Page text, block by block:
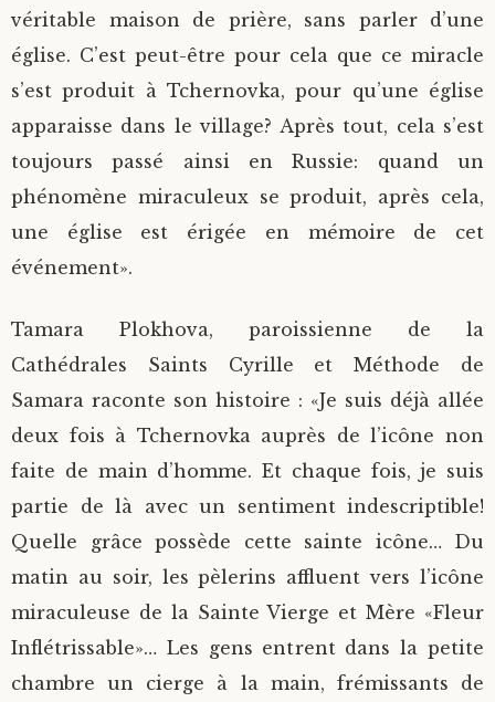
véritable maison de prière, sans parler d’une
église. C’est peut-être pour cela que ce miracle
s’est produit à Tchernovka, pour qu’une église
apparaisse dans le village? Après tout, cela s’est
toujours passé ainsi en Russie: quand un
phénomène miraculeux se produit, après cela,
une église est érigée en mémoire de cet
événement».
Tamara Plokhova, paroissienne de la
Cathédrales Saints Cyrille et Méthode de
Samara raconte son histoire : «Je suis déjà allée
deux fois à Tchernovka auprès de l’icône non
faite de main d’homme. Et chaque fois, je suis
partie de là avec un sentiment indescriptible!
Quelle grâce possède cette sainte icône… Du
matin au soir, les pèlerins affluent vers l’icône
miraculeuse de la Sainte Vierge et Mère «Fleur
Inflétrissable»… Les gens entrent dans la petite
chambre un cierge à la main, frémissants de